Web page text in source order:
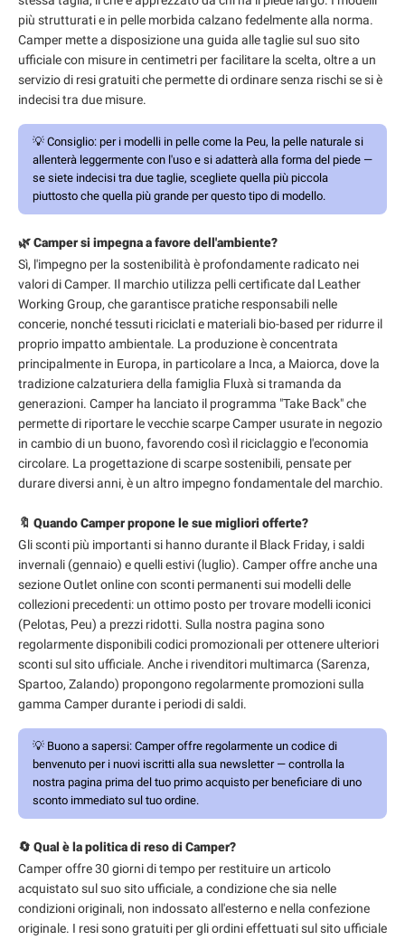
più strutturati e in pelle morbida calzano fedelmente alla norma.
Camper mette a disposizione una guida alle taglie sul suo sito
ufficiale con misure in centimetri per facilitare la scelta, oltre a un
servizio di resi gratuiti che permette di ordinare senza rischi se si è
indecisi tra due misure.
💡 Consiglio: per i modelli in pelle come la Peu, la pelle naturale si
allenterà leggermente con l'uso e si adatterà alla forma del piede —
se siete indecisi tra due taglie, scegliete quella più piccola
piuttosto che quella più grande per questo tipo di modello.
🌿 Camper si impegna a favore dell'ambiente?
Sì, l'impegno per la sostenibilità è profondamente radicato nei
valori di Camper. Il marchio utilizza pelli certificate dal Leather
Working Group, che garantisce pratiche responsabili nelle
concerie, nonché tessuti riciclati e materiali bio-based per ridurre il
proprio impatto ambientale. La produzione è concentrata
principalmente in Europa, in particolare a Inca, a Maiorca, dove la
tradizione calzaturiera della famiglia Fluxà si tramanda da
generazioni. Camper ha lanciato il programma "Take Back" che
permette di riportare le vecchie scarpe Camper usurate in negozio
in cambio di un buono, favorendo così il riciclaggio e l'economia
circolare. La progettazione di scarpe sostenibili, pensate per
durare diversi anni, è un altro impegno fondamentale del marchio.
🔖 Quando Camper propone le sue migliori offerte?
Gli sconti più importanti si hanno durante il Black Friday, i saldi
invernali (gennaio) e quelli estivi (luglio). Camper offre anche una
sezione Outlet online con sconti permanenti sui modelli delle
collezioni precedenti: un ottimo posto per trovare modelli iconici
(Pelotas, Peu) a prezzi ridotti. Sulla nostra pagina sono
regolarmente disponibili codici promozionali per ottenere ulteriori
sconti sul sito ufficiale. Anche i rivenditori multimarca (Sarenza,
Spartoo, Zalando) propongono regolarmente promozioni sulla
gamma Camper durante i periodi di saldi.
💡 Buono a sapersi: Camper offre regolarmente un codice di
benvenuto per i nuovi iscritti alla sua newsletter — controlla la
nostra pagina prima del tuo primo acquisto per beneficiare di uno
sconto immediato sul tuo ordine.
🔄 Qual è la politica di reso di Camper?
Camper offre 30 giorni di tempo per restituire un articolo
acquistato sul suo sito ufficiale, a condizione che sia nelle
condizioni originali, non indossato all'esterno e nella confezione
originale. I resi sono gratuiti per gli ordini effettuati sul sito ufficiale